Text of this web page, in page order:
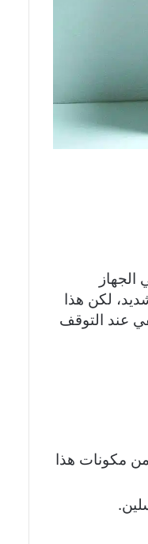
لكن هذا
عند التوقف
مكونات هذا